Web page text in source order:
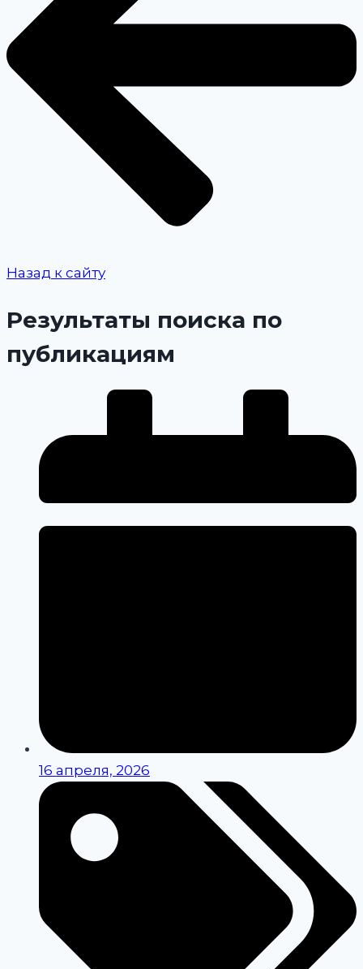
Назад к сайту
Результаты поиска по
публикациям
16 апреля, 2026